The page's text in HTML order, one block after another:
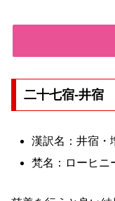
二十七宿-井宿
漢訳名：井宿・
梵名：ローヒニ